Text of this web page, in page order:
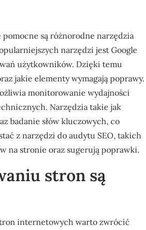
są różnorodne narzędzia
narzędzi jest Google
użytkowników. Dzięki temu
jakie elementy wymagają poprawy.
monitorowanie wydajności
Narzędzia takie jak
badanie słów kluczowych, co
z narzędzi do audytu SEO, takich
na stronie oraz sugerują poprawki.
stron są
internetowych warto zwrócić